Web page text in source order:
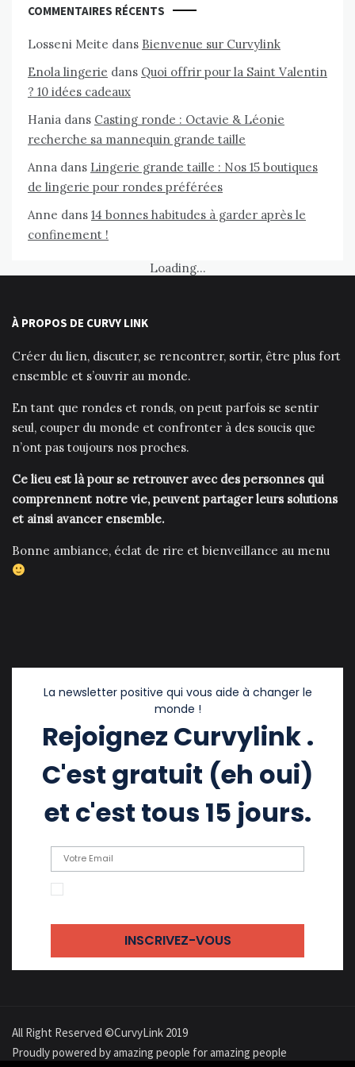
COMMENTAIRES RÉCENTS
Losseni Meite dans Bienvenue sur Curvylink
Enola lingerie dans Quoi offrir pour la Saint Valentin
? 10 idées cadeaux
Hania dans Casting ronde : Octavie & Léonie
recherche sa mannequin grande taille
Anna dans Lingerie grande taille : Nos 15 boutiques
de lingerie pour rondes préférées
Anne dans 14 bonnes habitudes à garder après le
confinement !
Loading...
À PROPOS DE CURVY LINK
Créer du lien, discuter, se rencontrer, sortir, être plus fort
ensemble et s’ouvrir au monde.
En tant que rondes et ronds, on peut parfois se sentir
seul, couper du monde et confronter à des soucis que
n’ont pas toujours nos proches.
Ce lieu est là pour se retrouver avec des personnes qui
comprennent notre vie, peuvent partager leurs solutions
et ainsi avancer ensemble.
Bonne ambiance, éclat de rire et bienveillance au menu
La newsletter positive qui vous aide à changer le
monde !
Rejoignez Curvylink .
C'est gratuit (eh oui)
et c'est tous 15 jours.
All Right Reserved ©CurvyLink 2019
Proudly powered by amazing people for amazing people